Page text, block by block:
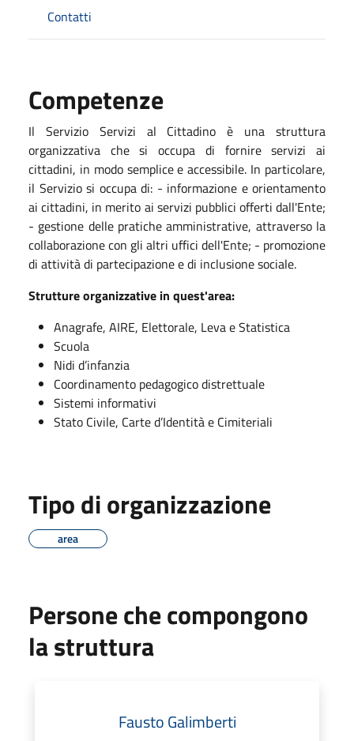
Contatti
Competenze
Il Servizio Servizi al Cittadino è una struttura
organizzativa che si occupa di fornire servizi ai
cittadini, in modo semplice e accessibile. In particolare,
il Servizio si occupa di: - informazione e orientamento
ai cittadini, in merito ai servizi pubblici offerti dall'Ente;
- gestione delle pratiche amministrative, attraverso la
collaborazione con gli altri uffici dell'Ente; - promozione
di attività di partecipazione e di inclusione sociale.
Strutture organizzative in quest'area:
Anagrafe, AIRE, Elettorale, Leva e Statistica
Scuola
Nidi d’infanzia
Coordinamento pedagogico distrettuale
Sistemi informativi
Stato Civile, Carte d’Identità e Cimiteriali
Tipo di organizzazione
area
Persone che compongono
la struttura
Fausto Galimberti